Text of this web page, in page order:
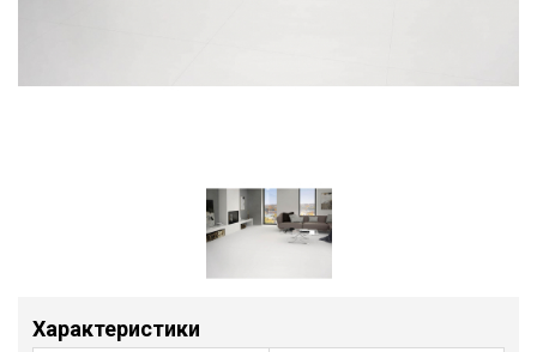
Характеристики